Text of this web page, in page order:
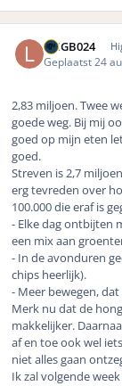
LMGB024
Geplaatst 24
2,83 miljoen. Twee
goede weg. Bij mij
goed op mijn eten
goed.
Streven is 2,7
erg tevreden over
100.000 die eraf is
- Elke dag ontbijten
een mix aan
- In de avonduren
chips heerlijk).
- Meer bewegen,
Merk nu dat de
makkelijker.
af en toe ook wel
niet alles gaan
Ik zal volgende